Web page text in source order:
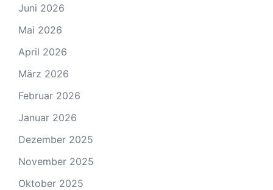
Juni 2026
Mai 2026
April 2026
März 2026
Februar 2026
Januar 2026
Dezember 2025
November 2025
Oktober 2025